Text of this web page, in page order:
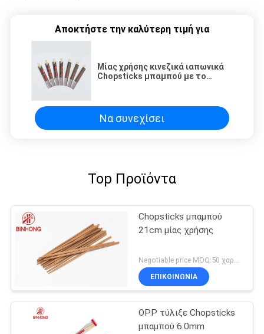
Αποκτήστε την καλύτερη τιμή για
Μίας χρήσης κινεζικά ιαπωνικά
Chopsticks μπαμπού με το
Να συνεχίσει
Top Προϊόντα
Chopsticks μπαμπού
21cm μίας χρήσης
Negotiable price MOQ:50 χαρτοκιβώτιο
ΕΠΙΚΟΙΝΩΝΙΑ
OPP τύλιξε Chopsticks
μπαμπού 6.0mm